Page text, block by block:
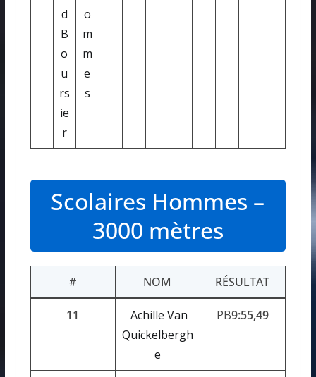
d
B
o
u
rs
ie
r
o
m
m
e
s
Scolaires Hommes –
3000 mètres
# NOM RÉSULTAT
11
Achille Van
Quickelbergh
e
PB9:55,49